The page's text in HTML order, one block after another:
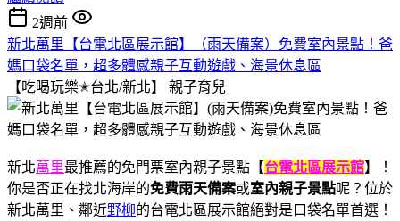
2週前
新北萬里【台電北區展示館】（雨天備案）免費室內景點！爸
媽口袋名單，超多體感親子互動遊戲、海景休息區
【吃喝玩樂✭台北/新北】 親子育兒
新北萬里最推薦的免門票室內親子景點【台電北區展示館】！
你是否正在找北海岸的免費雨天備案或室內親子景點呢？位於
新北萬里、鄰近野柳的台電北區展示館絕對是口袋名單首選！